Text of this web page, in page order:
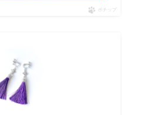
ポチップ